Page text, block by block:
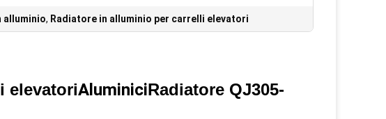
alluminio, Radiatore in alluminio per carrelli elevatori
elevatoriAluminiciRadiatore QJ305-